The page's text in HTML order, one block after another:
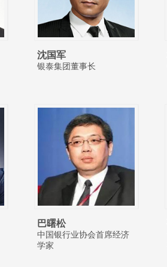
沈国军
银泰集团董事长
巴曙松
中国银行业协会首席经济
学家